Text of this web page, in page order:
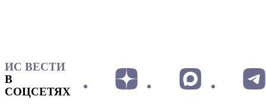
ИС ВЕСТИ
В
СОЦСЕТЯХ